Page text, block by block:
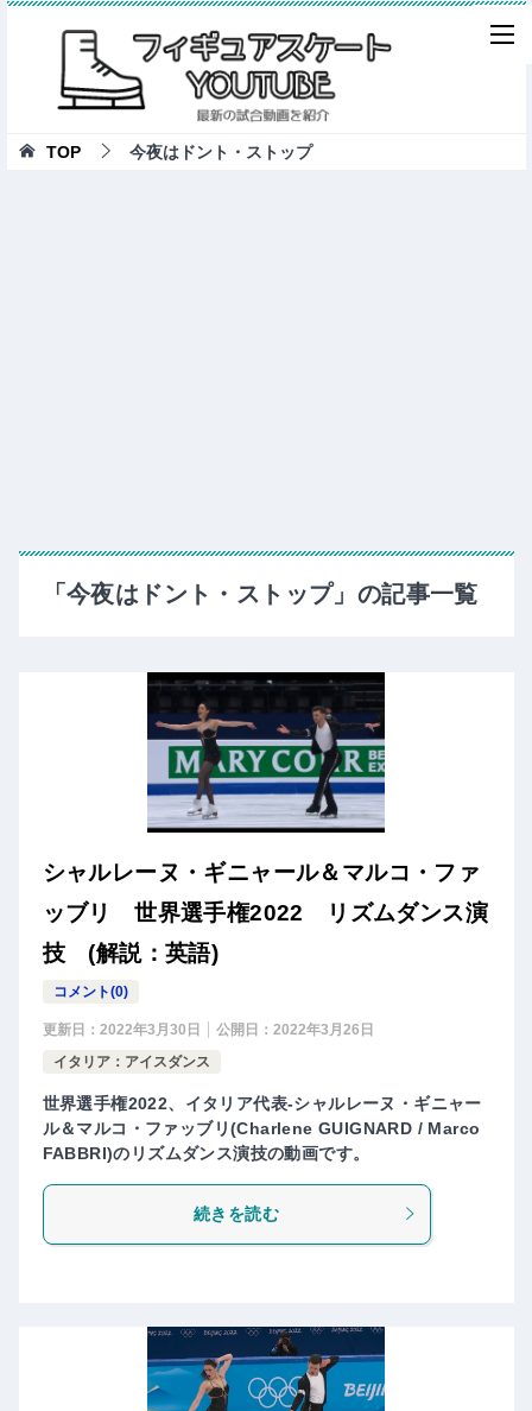
TOP 今夜はドント・ストップ
「今夜はドント・ストップ」の記事一覧
シャルレーヌ・ギニャール＆マルコ・ファ
ッブリ 世界選手権2022 リズムダンス演
技 (解説：英語)
コメント(0)
更新日： 2022年3月30日 公開日： 2022年3月26日
イタリア：アイスダンス
世界選手権2022、イタリア代表-シャルレーヌ・ギニャー
ル＆マルコ・ファッブリ(Charlene GUIGNARD / Marco
FABBRI)のリズムダンス演技の動画です。
続きを読む